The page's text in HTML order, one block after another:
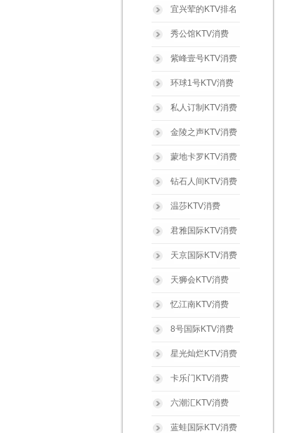
宜兴荤的KTV排名
秀公馆KTV消费
紫峰壹号KTV消费
环球1号KTV消费
私人订制KTV消费
金陵之声KTV消费
蒙地卡罗KTV消费
钻石人间KTV消费
温莎KTV消费
君雅国际KTV消费
天京国际KTV消费
天狮会KTV消费
忆江南KTV消费
8号国际KTV消费
星光灿烂KTV消费
卡乐门KTV消费
六潮汇KTV消费
蓝蛙国际KTV消费